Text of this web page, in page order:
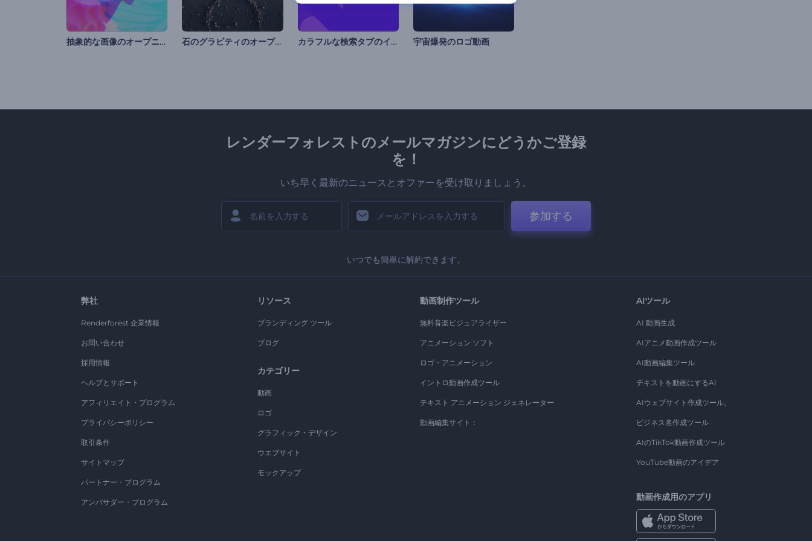
抽象的な画像のオープニング動画 石のグラビティのオープニング動画 カラフルな検索タブのイントロ動画 宇宙爆発のロゴ動画
レンダーフォレストのメールマガジンにどうかご登録
を！
いち早く最新のニュースとオファーを受け取りましょう。
参加する
いつでも簡単に解約できます。
弊社
Renderforest 企業情報
お問い合わせ
採用情報
ヘルプとサポート
アフィリエイト・プログラム
プライバシーポリシー
取引条件
サイトマップ
パートナー・プログラム
アンバサダー・プログラム
リソース
ブランディング ツール
ブログ
カテゴリー
動画
ロゴ
グラフィック・デザイン
ウエブサイト
モックアップ
動画制作ツール
無料音楽ビジュアライザー
アニメーション ソフト
ロゴ・アニメーション
イントロ動画作成ツール
テキスト アニメーション ジェネレーター
動画編集サイト：
AIツール
AI 動画生成
AIアニメ動画作成ツール
AI動画編集ツール
テキストを動画にするAI
AIウェブサイト作成ツール。
ビジネス名作成ツール
AIのTikTok動画作成ツール
YouTube動画のアイデア
動画作成用のアプリ